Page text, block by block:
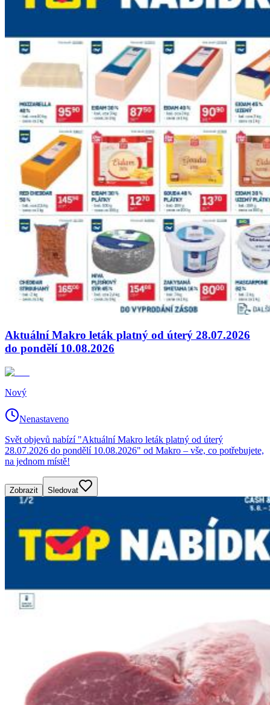
Aktuální Makro leták platný od úterý 28.07.2026
do pondělí 10.08.2026
Nový
Nenastaveno
Svět objevů nabízí "Aktuální Makro leták platný od úterý
28.07.2026 do pondělí 10.08.2026" od Makro – vše, co potřebujete,
na jednom místě!
Zobrazit Sledovat